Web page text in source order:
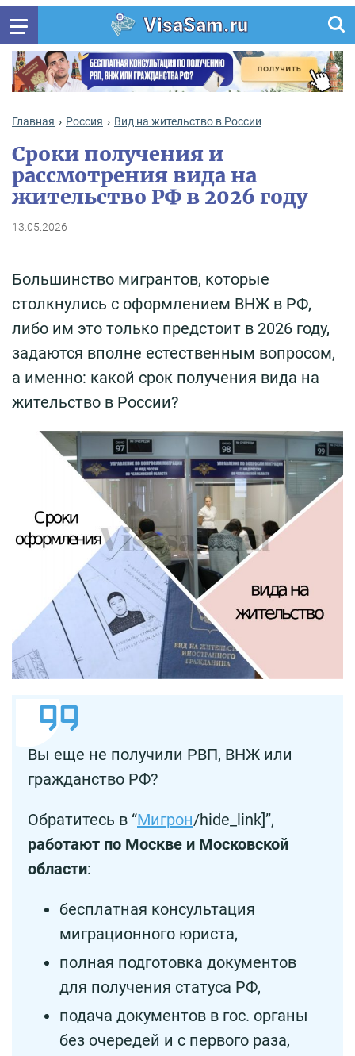
VisaSam.ru
Главная Россия Вид на жительство в России
Сроки получения и
рассмотрения вида на
жительство РФ в 2026 году
13.05.2026
Большинство мигрантов, которые
столкнулись с оформлением ВНЖ в РФ,
либо им это только предстоит в 2026 году,
задаются вполне естественным вопросом,
а именно: какой срок получения вида на
жительство в России?
Вы еще не получили РВП, ВНЖ или
гражданство РФ?
Обратитесь в “Мигрон/hide_link]”,
работают по Москве и Московской
области:
бесплатная консультация
миграционного юриста,
полная подготовка документов
для получения статуса РФ,
подача документов в гос. органы
без очередей и с первого раза,